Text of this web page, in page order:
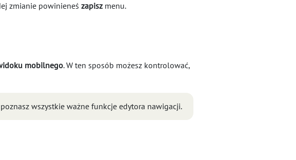
zmianie powinieneś zapisz menu.
mobilnego. W ten sposób możesz kontrolować,
wszystkie ważne funkcje edytora nawigacji.